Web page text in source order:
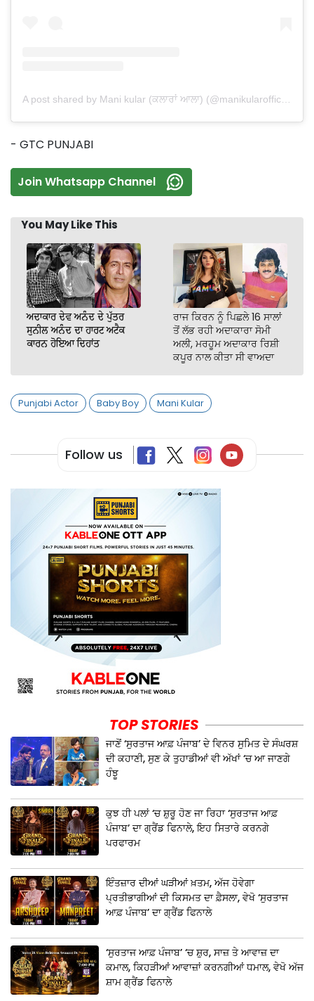
A post shared by Mani kular (ਕਲਾਰਾਂ ਆਲਾ) (@manikularofficial)
- GTC PUNJABI
Join Whatsapp Channel
You May Like This
ਅਦਾਕਾਰ ਦੇਵ ਅਨੰਦ ਦੇ ਪੁੱਤਰ
ਸੁਨੀਲ ਅਨੰਦ ਦਾ ਹਾਰਟ ਅਟੈਕ
ਕਾਰਨ ਹੋਇਆ ਦਿਹਾਂਤ
ਰਾਜ ਕਿਰਨ ਨੂੰ ਪਿਛਲੇ 16 ਸਾਲਾਂ
ਤੋਂ ਲੱਭ ਰਹੀ ਅਦਾਕਾਰਾ ਸੋਮੀ
ਅਲੀ, ਮਰਹੂਮ ਅਦਾਕਾਰ ਰਿਸ਼ੀ
ਕਪੂਰ ਨਾਲ ਕੀਤਾ ਸੀ ਵਾਅਦਾ
Punjabi Actor Baby Boy Mani Kular
Follow us
TOP STORIES
ਜਾਣੋਂ ‘ਸੁਰਤਾਜ ਆਫ਼ ਪੰਜਾਬ’ ਦੇ ਵਿਨਰ ਸੁਮਿਤ ਦੇ ਸੰਘਰਸ਼
ਦੀ ਕਹਾਣੀ, ਸੁਣ ਕੇ ਤੁਹਾਡੀਆਂ ਵੀ ਅੱਖਾਂ ‘ਚ ਆ ਜਾਣਗੇ
ਹੰਝੂ
ਕੁਝ ਹੀ ਪਲਾਂ ‘ਚ ਸ਼ੁਰੂ ਹੋਣ ਜਾ ਰਿਹਾ ‘ਸੁਰਤਾਜ ਆਫ਼
ਪੰਜਾਬ’ ਦਾ ਗ੍ਰੈਂਡ ਫਿਨਾਲੇ, ਇਹ ਸਿਤਾਰੇ ਕਰਨਗੇ
ਪਰਫਾਰਮ
ਇੰਤਜ਼ਾਰ ਦੀਆਂ ਘੜੀਆਂ ਖ਼ਤਮ, ਅੱਜ ਹੋਵੇਗਾ
ਪ੍ਰਤੀਭਾਗੀਆਂ ਦੀ ਕਿਸਮਤ ਦਾ ਫ਼ੈਸਲਾ, ਵੇਖੋ ‘ਸੁਰਤਾਜ
ਆਫ਼ ਪੰਜਾਬ’ ਦਾ ਗ੍ਰੈਂਡ ਫਿਨਾਲੇ
‘ਸੁਰਤਾਜ ਆਫ਼ ਪੰਜਾਬ’ ‘ਚ ਸ਼ੁਰ, ਸਾਜ਼ ਤੇ ਆਵਾਜ਼ ਦਾ
ਕਮਾਲ, ਕਿਹੜੀਆਂ ਆਵਾਜ਼ਾਂ ਕਰਨਗੀਆਂ ਧਮਾਲ, ਵੇਖੋ ਅੱਜ
ਸ਼ਾਮ ਗ੍ਰੈਂਡ ਫਿਨਾਲੇ